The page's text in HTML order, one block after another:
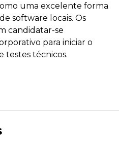
uma excelente forma
software locais. Os
candidatar-se
para iniciar o
testes técnicos.